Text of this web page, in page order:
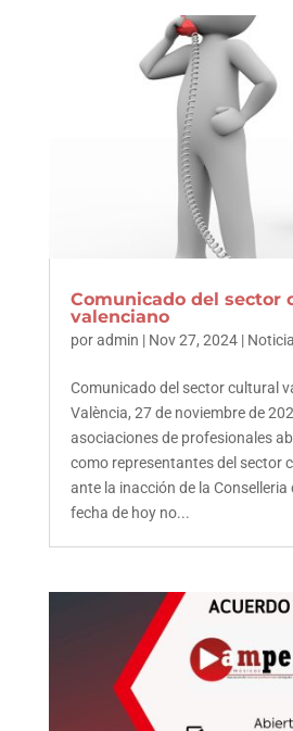
Comunicado del sector
valenciano
poradmin | Nov 27, 2024|
Comunicado del sector cultural
València, 27 de noviembre de
asociaciones de profesionales
como representantes del sector
ante la inacción de la Conselleria
fecha de hoy no...